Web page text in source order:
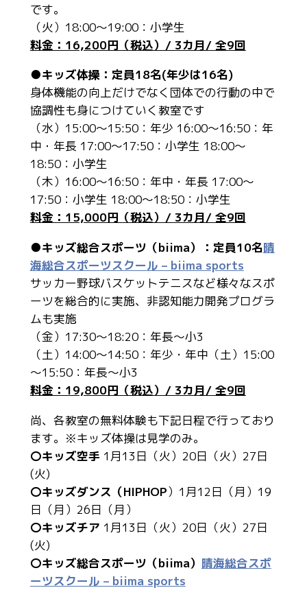
です。
（火）18:00～19:00：小学生
料金：16,200円（税込）/ 3カ月/ 全9回
●キッズ体操：定員18名(年少は16名)
身体機能の向上だけでなく団体での行動の中で
協調性も身につけていく教室です
（水）15:00～15:50：年少 16:00～16:50：年
中・年長 17:00～17:50：小学生 18:00～
18:50：小学生
（木）16:00～16:50：年中・年長 17:00～
17:50：小学生 18:00～18:50：小学生
料金：15,000円（税込）/ 3カ月/ 全9回
●キッズ総合スポーツ（biima）：定員10名晴
海総合スポーツスクール – biima sports
サッカー野球バスケットテニスなど様々なスポ
ーツを総合的に実施、非認知能力開発プログラ
ムも実施
（金）17:30～18:20：年長～小3
（土）14:00～14:50：年少・年中（土）15:00
～15:50：年長～小3
料金：19,800円（税込）/ 3カ月/ 全9回
尚、各教室の無料体験も下記日程で行っており
ます。※キッズ体操は見学のみ。
〇キッズ空手 1月13日（火）20日（火）27日
(火)
〇キッズダンス（HIPHOP）1月12日（月）19
日（月）26日（月）
〇キッズチア 1月13日（火）20日（火）27日
(火)
〇キッズ総合スポーツ（biima） 晴海総合スポ
ーツスクール – biima sports